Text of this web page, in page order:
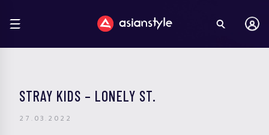
STRAY KIDS – LONELY ST.
27.03.2022